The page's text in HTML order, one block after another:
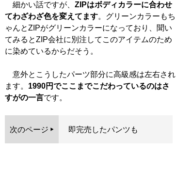
細かい話ですが、 ZIPはボディカラーに合わせ
てわざわざ色を変えてます。グリーンカラーもち
ゃんとZIPがグリーンカラーになっており、聞い
てみるとZIP会社に別注してこのアイテムのため
に染めているからだそう。
意外とこうしたパーツ部分に高級感は左右され
ます。 1990円でここまでこだわっているのはさ
すがの一言です。
次のページ 即完売したパンツも